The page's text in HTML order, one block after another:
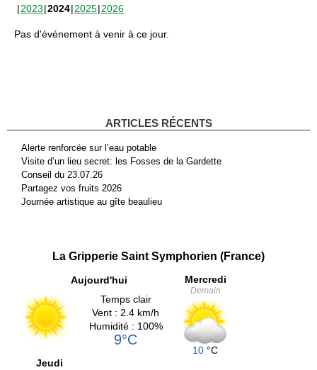
2023 2024 2025 2026
Pas d'événement à venir à ce jour.
ARTICLES RÉCENTS
Alerte renforcée sur l’eau potable
Visite d’un lieu secret: les Fosses de la Gardette
Conseil du 23.07.26
Partagez vos fruits 2026
Journée artistique au gîte beaulieu
La Gripperie Saint Symphorien (France)
Aujourd'hui
Temps clair
Vent : 2.4 km/h
Humidité : 100%
9°C
Mercredi
Demain
10 °C
Jeudi